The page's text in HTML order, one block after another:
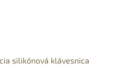
silikónová klávesnica